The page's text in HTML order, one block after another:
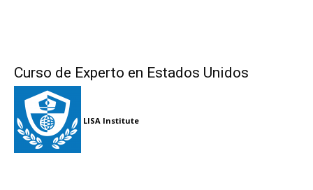
Curso de Experto en Estados Unidos
LISA Institute